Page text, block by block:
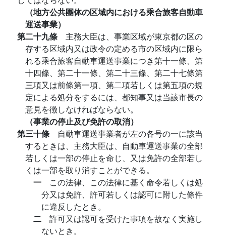
（地方公共團体の区域内における乘合旅客自動車
運送事業）
第二十九條 主務大臣は、事業区域が東京都の区の
存する区域内又は政令の定める市の区域内に限ら
れる乘合旅客自動車運送事業につき第十一條、第
十四條、第二十一條、第二十三條、第二十七條第
三項又は前條第一項、第二項若しくは第五項の規
定による処分をするには、都知事又は当該市長の
意見を徴しなければならない。
（事業の停止及び免許の取消）
第三十條 自動車運送事業者が左の各号の一に該当
するときは、主務大臣は、自動車運送事業の全部
若しくは一部の停止を命じ、又は免許の全部若し
くは一部を取り消すことができる。
一 この法律、この法律に基く命令若しくは処
分又は免許、許可若しくは認可に附した條件
に違反したとき。
二 許可又は認可を受けた事項を故なく実施し
ないとき。